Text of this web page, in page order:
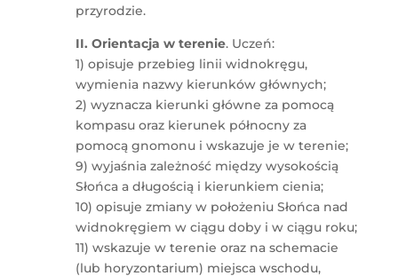
przyrodzie.
II. Orientacja w terenie. Uczeń:
1) opisuje przebieg linii widnokręgu,
wymienia nazwy kierunków głównych;
2) wyznacza kierunki główne za pomocą
kompasu oraz kierunek północny za
pomocą gnomonu i wskazuje je w terenie;
9) wyjaśnia zależność między wysokością
Słońca a długością i kierunkiem cienia;
10) opisuje zmiany w położeniu Słońca nad
widnokręgiem w ciągu doby i w ciągu roku;
11) wskazuje w terenie oraz na schemacie
(lub horyzontarium) miejsca wschodu,